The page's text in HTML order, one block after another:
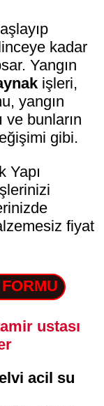
kadar
Yangın
işleri,
yangın
ve bunların
gibi.
Yapı
fiyat
ustası
acil su